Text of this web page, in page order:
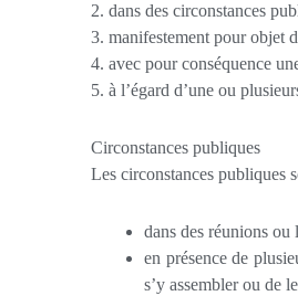
2. dans des circonstances
3. manifestement pour objet
4. avec pour conséquence
5. à l’égard d’une ou
Circonstances publiques
Les circonstances publiques
dans des réunions
en présence de
s’y assembler ou de